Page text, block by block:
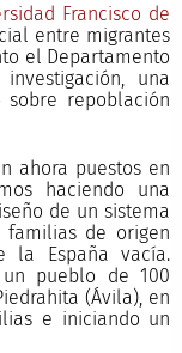
Francisco de
entre migrantes
el Departamento
una
repoblación
ahora puestos en
haciendo una
de un sistema
de origen
la España vacía.
pueblo de 100
(Ávila), en
e iniciando un